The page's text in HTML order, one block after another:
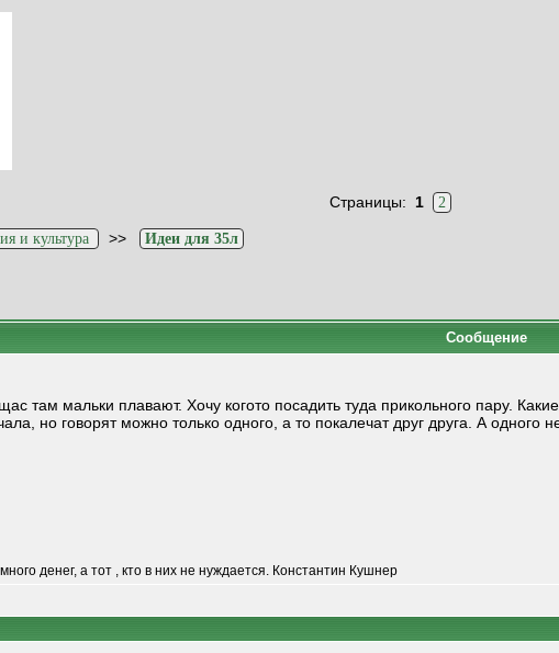
Страницы: 1 2
и культура >> Идеи для 35л
Сообщение
там мальки плавают. Хочу когото посадить туда прикольного пару.
но говорят можно только одного, а то покалечат друг друга. А одного
много денег, а тот , кто в них не нуждается. Константин Кушнер